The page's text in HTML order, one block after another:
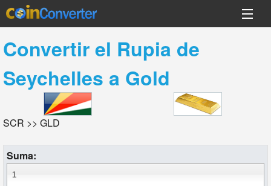
Convertir el Rupia de
Seychelles a Gold
SCR >> GLD
Suma: